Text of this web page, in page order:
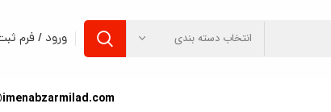
انتخاب دسته بندی ورود / فرم